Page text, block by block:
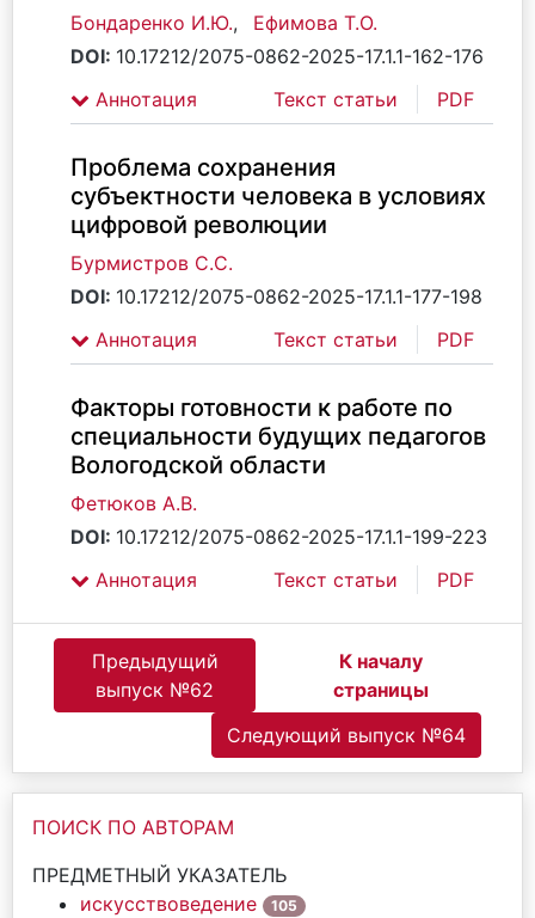
Бондаренко И.Ю.,
Ефимова Т.О.
DOI: 10.17212/2075-0862-2025-17.1.1-162-176
Аннотация
Текст статьи PDF
Проблема сохранения
субъектности человека в условиях
цифровой революции
Бурмистров С.С.
DOI: 10.17212/2075-0862-2025-17.1.1-177-198
Аннотация
Текст статьи PDF
Факторы готовности к работе по
специальности будущих педагогов
Вологодской области
Фетюков А.В.
DOI: 10.17212/2075-0862-2025-17.1.1-199-223
Аннотация
Текст статьи PDF
Предыдущий
выпуск №62
К началу
страницы
Следующий выпуск №64
ПОИСК ПО АВТОРАМ
ПРЕДМЕТНЫЙ УКАЗАТЕЛЬ
искусствоведение
105